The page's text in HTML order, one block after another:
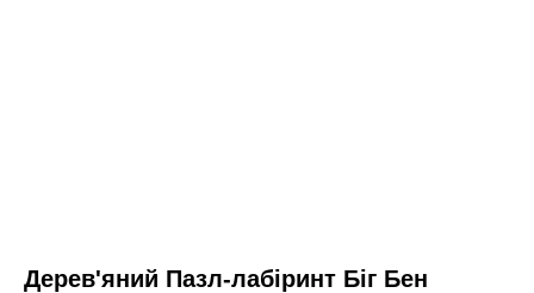
Дерев'яний Пазл-лабіринт Біг Бен